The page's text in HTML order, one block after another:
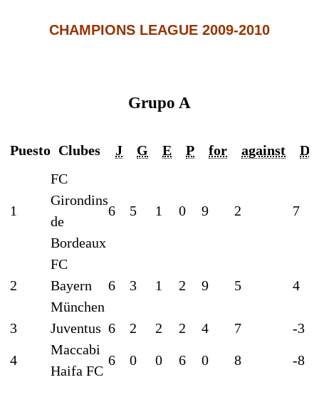
CHAMPIONS LEAGUE 2009-2010
Grupo A
Puesto Clubes J G E P for against
1
FC
Girondins
de
Bordeaux
6 5 1 0 9 2 7
2
FC
Bayern
München
6 3 1 2 9 5 4
3 Juventus 6 2 2 2 4 7 -3
4
Maccabi
Haifa FC
6 0 0 6 0 8 -8